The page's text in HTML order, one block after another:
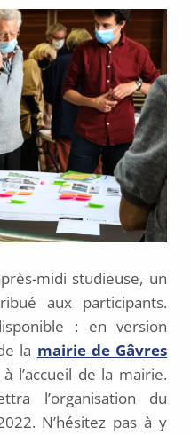
midi studieuse, un
aux participants.
: en version
la mairie de Gâvres
l’accueil de la mairie.
l’organisation du
N’hésitez pas à y